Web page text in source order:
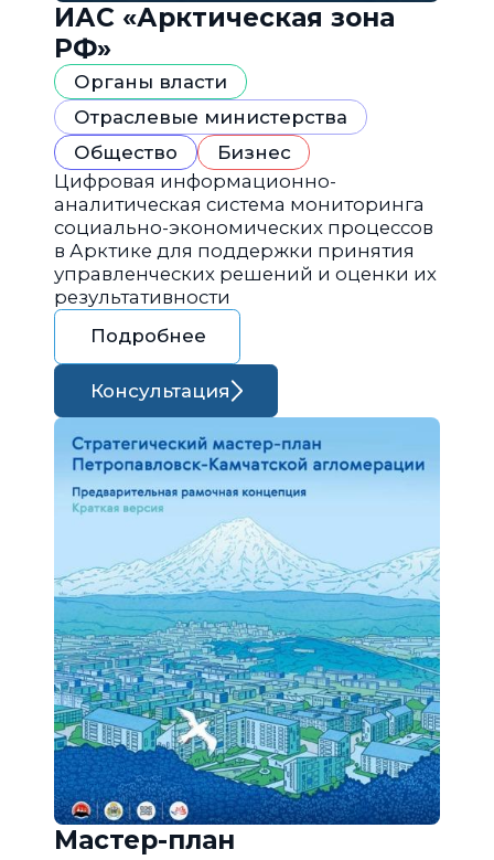
ИАС «Арктическая зона
РФ»
Органы власти
Отраслевые министерства
Общество
Бизнес
Цифровая информационно-
аналитическая система мониторинга
социально-экономических процессов
в Арктике для поддержки принятия
управленческих решений и оценки их
результативности
Подробнее
Консультация
Мастер-план